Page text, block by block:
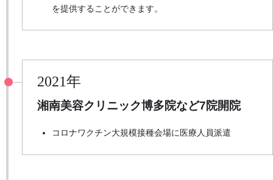
を提供することができます。
2021年
湘南美容クリニック博多院など7院開院
コロナワクチン大規模接種会場に医療人員派遣